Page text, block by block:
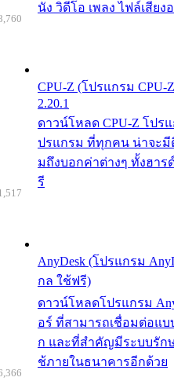
นัง วิดีโอ เพลง ไฟล์เสียง
CPU-Z (โปรแกรม
2.20.1
ดาวน์โหลด CPU-Z โปร
ปรแกรม ที่ทุกคน น่าจะมี
มถึงบอกค่าต่างๆ ทั้งฮาร
รี
AnyDesk (โปรแกรม
กล ใช้ฟรี)
ดาวน์โหลดโปรแกรม
อร์ ที่สามารถเชื่อมต่อแ
ก และที่สำคัญมีระบบรัก
ช้ภายในธนาคารอีกด้วย